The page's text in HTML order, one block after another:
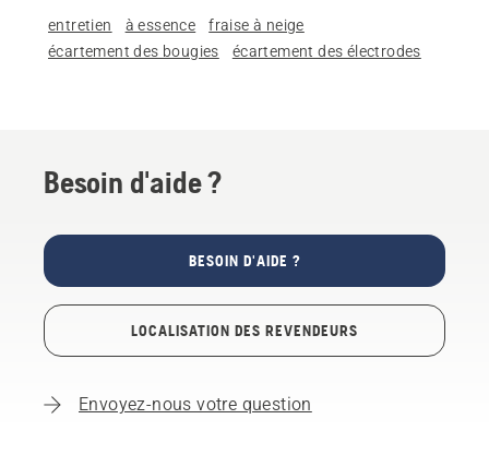
entretien à essence
fraise à neige
écartement des bougies
écartement des électrodes
Besoin d'aide ?
BESOIN D'AIDE ?
LOCALISATION DES REVENDEURS
Envoyez-nous votre question